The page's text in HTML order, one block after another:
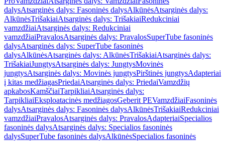
dalysAtsarginės dalys: Fasoninės dalysAlkūnėsAtsarginės dalys:
AlkūnėsTrišakiaiAtsarginės dalys: TrišakiaiRedukciniai
vamzdžiaiAtsarginės dalys: Redukciniai
vamzdžiaiPravalosAtsarginės dalys: PravalosSuperTube fasoninės
dalysAtsarginės dalys: SuperTube fasoninės
dalysAlkūnėsAtsarginės dalys: AlkūnėsTrišakiaiAtsarginės dalys:
TrišakiaiJungtysAtsarginės dalys: JungtysMovinės
jungtysAtsarginės dalys: Movinės jungtysPirštinės jungtysAdapteriai
į kitas medžiagasPriedaiAtsarginės dalys: PriedaiVamzdžių
apkabosKamščiaiTarpikliaiAtsarginės dalys:
TarpikliaiEksploatacinės medžiagosGeberit PEVamzdžiaiFasoninės
dalysAtsarginės dalys: Fasoninės dalysAlkūnėsTrišakiaiRedukciniai
vamzdžiaiPravalosAtsarginės dalys: PravalosAdapteriaiSpecialios
fasoninės dalysAtsarginės dalys: Specialios fasoninės
dalysSuperTube fasoninės dalysAlkūnėsSpecialios fasoninės